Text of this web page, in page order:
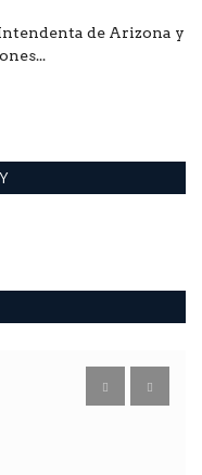
de Arizona y